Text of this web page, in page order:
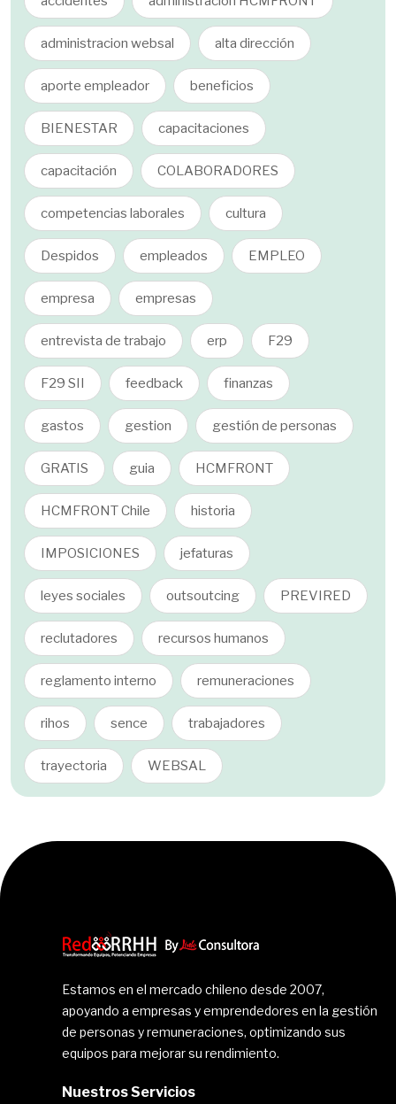
administracion websal alta dirección
aporte empleador beneficios
BIENESTAR capacitaciones
capacitación COLABORADORES
competencias laborales cultura
Despidos empleados EMPLEO
empresa empresas
entrevista de trabajo erp F29
F29 SII feedback finanzas
gastos gestion gestión de personas
GRATIS guia HCMFRONT
HCMFRONT Chile historia
IMPOSICIONES jefaturas
leyes sociales outsoutcing PREVIRED
reclutadores recursos humanos
reglamento interno remuneraciones
rihos sence trabajadores
trayectoria WEBSAL
Estamos en el mercado chileno desde 2007,
apoyando a empresas y emprendedores en la gestión
de personas y remuneraciones, optimizando sus
equipos para mejorar su rendimiento.
Nuestros Servicios